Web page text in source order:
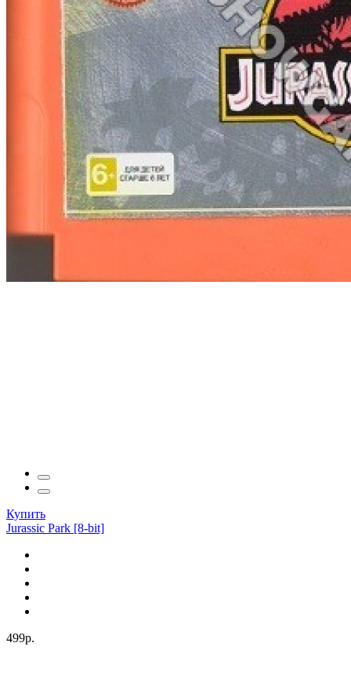
Купить
Jurassic Park [8-bit]
499р.